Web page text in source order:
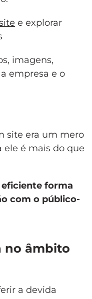
e explorar
imagens,
empresa e o
site era um mero
ele é mais do que
eficiente forma
com o público-
no âmbito
a devida